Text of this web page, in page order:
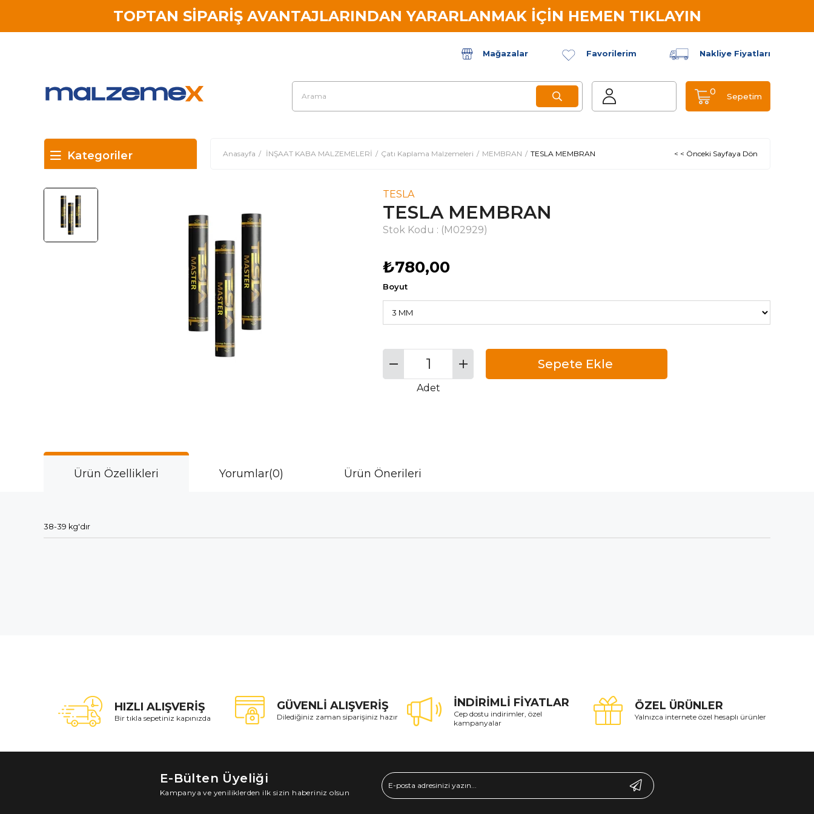
TOPTAN SİPARİŞ AVANTAJLARINDAN YARARLANMAK İÇİN HEMEN TIKLAYIN
Mağazalar Favorilerim Nakliye Fiyatları
Sepetim
0
Kategoriler Anasayfa İNŞAAT KABA MALZEMELERİ Çatı Kaplama Malzemeleri MEMBRAN TESLA MEMBRAN < < Önceki Sayfaya Dön
TESLA
TESLA MEMBRAN
Stok Kodu (M02929)
₺780,00
Boyut
Adet
Ürün Özellikleri Yorumlar(0) Ürün Önerileri
38-39 kg'dır
HIZLI ALIŞVERİŞ
Bir tıkla sepetiniz kapınızda
GÜVENLİ ALIŞVERİŞ
Dilediğiniz zaman siparişiniz hazır
İNDİRİMLİ FİYATLAR
Cep dostu indirimler, özel
kampanyalar
ÖZEL ÜRÜNLER
Yalnızca internete özel hesaplı ürünler
E-Bülten Üyeliği
Kampanya ve yeniliklerden ilk sizin haberiniz olsun